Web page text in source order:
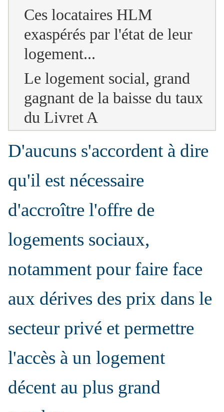
Ces locataires HLM
exaspérés par l'état de leur
logement...
Le logement social, grand
gagnant de la baisse du taux
du Livret A
D'aucuns s'accordent à dire
qu'il est nécessaire
d'accroître l'offre de
logements sociaux,
notamment pour faire face
aux dérives des prix dans le
secteur privé et permettre
l'accès à un logement
décent au plus grand